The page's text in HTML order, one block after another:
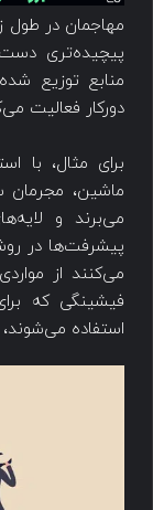
مهاجمان در طول
پیچیده‌تری
منابع توزیع
دورکار فعالیت
برای مثال، با
ماشین،
می‌برند و
می‌کنند از
استفاده